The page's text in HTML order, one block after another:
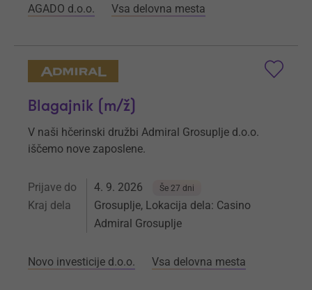
AGADO d.o.o. Vsa delovna mesta
Blagajnik (m/ž)
V naši hčerinski družbi Admiral Grosuplje d.o.o.
iščemo nove zaposlene.
Prijave do 4. 9. 2026 Še 27 dni
Kraj dela
Grosuplje, Lokacija dela: Casino
Admiral Grosuplje
Novo investicije d.o.o. Vsa delovna mesta